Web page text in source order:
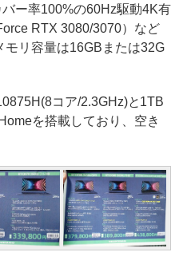
ー率100%の60Hz駆動4K有
RTX 3080/3070）など
リ容量は16GBまたは32G
コア/2.3GHz)と1TB
を搭載しており、空き